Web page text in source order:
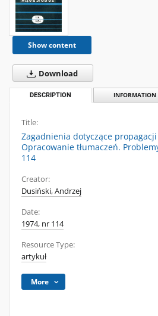
Show content
Download
DESCRIPTION INFORMATION
Title:
Zagadnienia dotyczące
Opracowanie tłumaczeń.
114
Creator:
Dusiński, Andrzej
Date:
1974, nr 114
Resource Type:
artykuł
More